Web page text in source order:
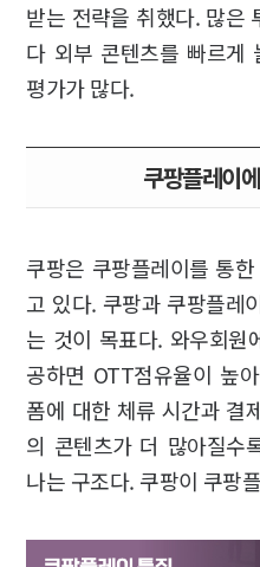
받는 전략을 취했다. 많은
다 외부 콘텐츠를 빠르게
평가가 많다.
쿠팡플레이
쿠팡은 쿠팡플레이를 통
고 있다. 쿠팡과 쿠팡플레
는 것이 목표다. 와우회원
공하면 OTT점유율이 높
폼에 대한 체류 시간과 결
의 콘텐츠가 더 많아질수
나는 구조다. 쿠팡이 쿠팡